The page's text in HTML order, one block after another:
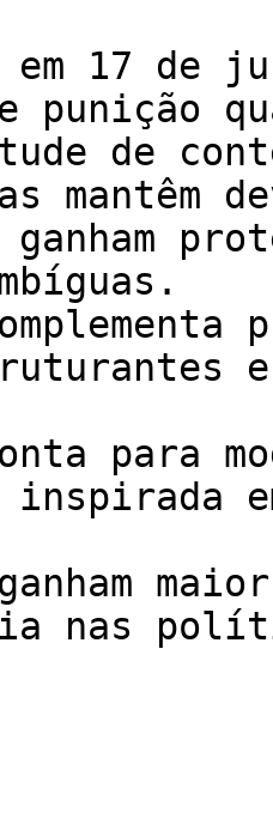
17 de
punição
de
mantêm
para
nas